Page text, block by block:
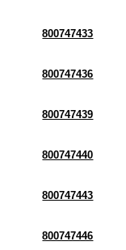
800747433
800747436
800747439
800747440
800747443
800747446